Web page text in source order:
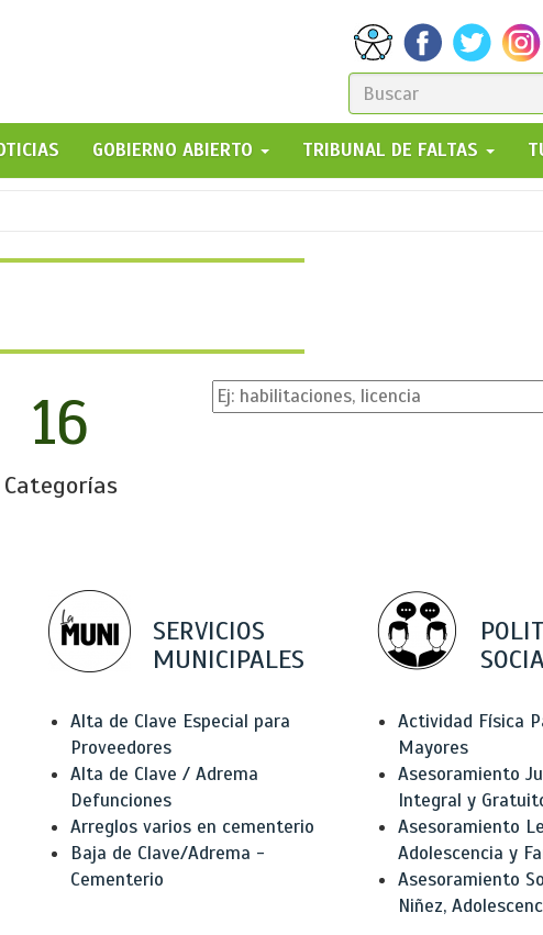
DE
BÚSQUEDA
GO!
GOBIERNO ABIERTO TRIBUNAL DE FALTAS
16
Categorías
SERVICIOS
MUNICIPALES
Alta de Clave Especial para
Proveedores
Alta de Clave / Adrema
Defunciones
Arreglos varios en cementerio
Baja de Clave/Adrema -
Cementerio
Actividad Física
Mayores
Asesoramiento
Integral y
Asesoramiento
Adolescencia y
Asesoramiento
Niñez,